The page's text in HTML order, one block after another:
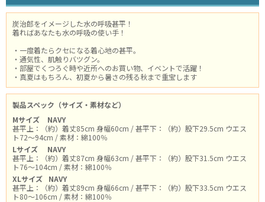
炭治郎をイメージした水の呼吸甚平！
着ればあなたも水の呼吸の使い手！
・一度着たらクセになる着心地の甚平。
・通気性、肌触りバツグン。
・部屋でくつろぐ時や近所へのお買い物、イベントで活躍！
・真夏はもちろん、初夏から暑さの残る秋まで重宝します
製品スペック（サイズ・素材など）
Mサイズ
NAVY
甚平上：（約）着丈85cm 身幅60cm / 甚平下：（約）股下29.5cm ウエス
ト72～94cm / 素材：綿100％
Lサイズ
NAVY
甚平上：（約）着丈87cm 身幅63cm / 甚平下：（約）股下31.5cm ウエス
ト76～104cm / 素材：綿100％
XLサイズ
NAVY
甚平上：（約）着丈89cm 身幅66cm / 甚平下：（約）股下33.5cm ウエス
ト80～106cm / 素材：綿100％